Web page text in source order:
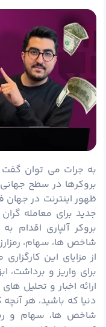
معاملات سهام بین‌المللی
به جرات می توان گفت
ظهور اینترنت در
جدید برای معامله
بروکر آلپاری اقدام
شاخص ها، سهام،
از مزایای این
برای واریز و برداشت،
دنیا که باشید، هر آنچه
شاخص ها، سهام و